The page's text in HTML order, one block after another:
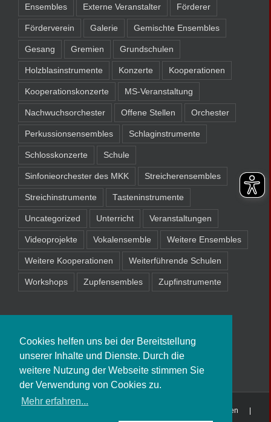
Cookies helfen uns bei der Bereitstellung
unserer Inhalte und Dienste. Durch die
weitere Nutzung der Webseite stimmen Sie
der Verwendung von Cookies zu.
Mehr erfahren...
Ensembles Externe Veranstalter Förderer
Förderverein Galerie Gemischte Ensembles
Gesang Gremien Grundschulen
Holzblasinstrumente Konzerte Kooperationen
Kooperationskonzerte MS-Veranstaltung
Nachwuchsorchester Offene Stellen Orchester
Perkussionsensembles Schlaginstrumente
Schlosskonzerte Schule
Sinfonieorchester des MKK Streicherensembles
Streichinstrumente Tasteninstrumente
Uncategorized Unterricht Veranstaltungen
Videoprojekte Vokalensemble Weitere Ensembles
Weitere Kooperationen Weiterführende Schulen
Workshops Zupfensembles Zupfinstrumente
2026 Musikschule Schöneck-Nidderau-Niederdorfelden |